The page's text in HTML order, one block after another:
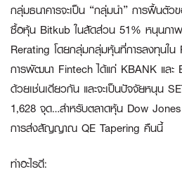
กลุ่มธนาคารจะเป็น “กลุ่มนำ” การฟื้นตั
ซื้อหุ้น Bitkub ในสัดส่วน 51% หนุนภา
Rerating โดยกลุ่มกลุ่มหุ้นที่การลงทุนใ
การพัฒนา Fintech ได้แก่ KBANK และ
ด้วยเช่นเดียวกัน และจะเป็นปัจจัยหนุน
1,628 จุด…สำหรับตลาดหุ้น Dow
การส่งสัญญาณ QE Tapering คืนนี้
ทำอะไรดี: